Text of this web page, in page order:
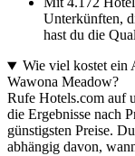
Unterkünften,
hast du die
Wie viel kostet ein
Wawona Meadow?
Rufe Hotels.com auf
die Ergebnisse nach
günstigsten Preise.
abhängig davon,